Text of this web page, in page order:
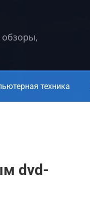
обзоры,
техника
dvd-